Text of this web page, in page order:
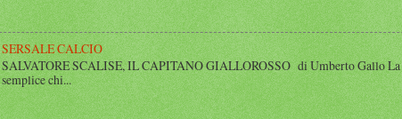
SERSALE CALCIO
SALVATORE SCALISE, IL CAPITANO GIALLOROSSO di Umberto Gallo La
semplice chi...